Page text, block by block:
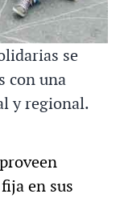
se
con una
y regional.
en sus